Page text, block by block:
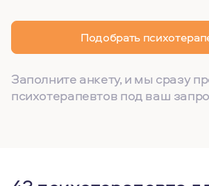
Подобрать
Заполните анкету, и мы сразу
психотерапевтов под ваш